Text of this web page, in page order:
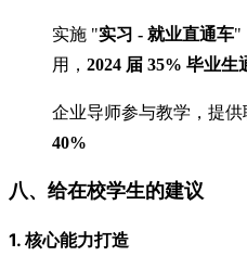
实施 "实习 - 就业直通车"
用， 2024 届 35% 毕业生
企业导师参与教学，提供
40%
八、给在校学生的建议
1. 核心能力打造